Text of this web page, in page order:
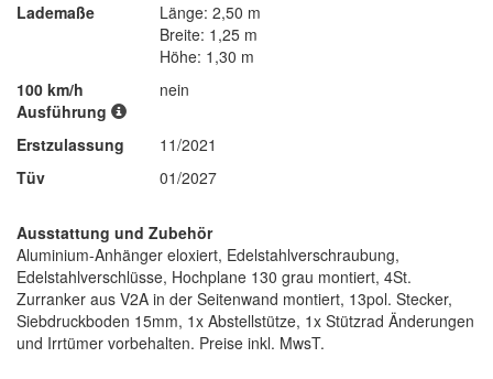
Lademaße
Länge: 2,50 m
Breite: 1,25 m
Höhe: 1,30 m
100 km/h
Ausführung
nein
Erstzulassung
11/2021
Tüv
01/2027
Ausstattung und Zubehör
Aluminium-Anhänger eloxiert, Edelstahlverschraubung,
Edelstahlverschlüsse, Hochplane 130 grau montiert, 4St.
Zurranker aus V2A in der Seitenwand montiert, 13pol. Stecker,
Siebdruckboden 15mm, 1x Abstellstütze, 1x Stützrad Änderungen
und Irrtümer vorbehalten. Preise inkl. MwsT.